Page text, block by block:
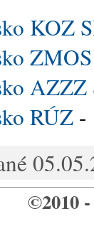
KOZ
ZMOS
AZZZ
RÚZ -
©2010